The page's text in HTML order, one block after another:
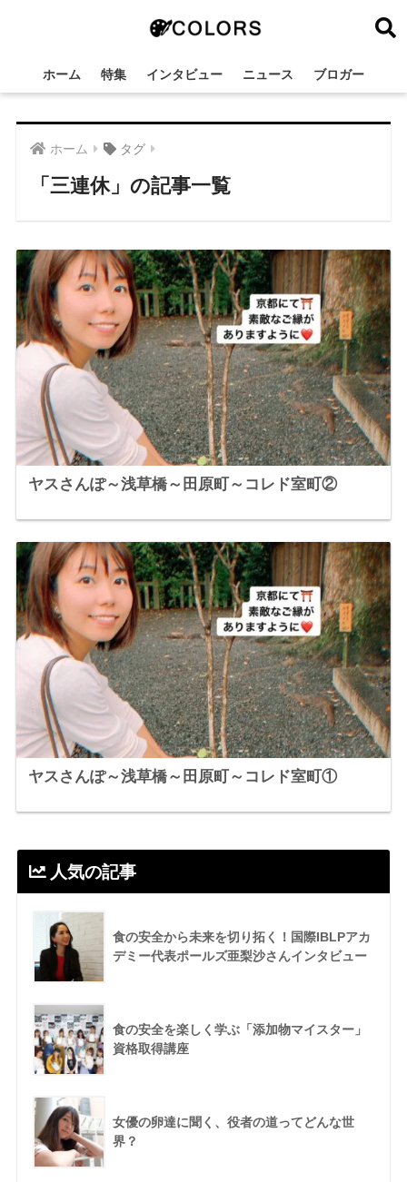
ホーム 特集 インタビュー ニュース ブロガー
ホーム タグ
「三連休」の記事一覧
ヤスさんぽ～浅草橋～田原町～コレド室町②
ヤスさんぽ～浅草橋～田原町～コレド室町①
人気の記事
食の安全から未来を切り拓く！国際IBLPアカ
デミー代表ポールズ亜梨沙さんインタビュー
食の安全を楽しく学ぶ「添加物マイスター」
資格取得講座
女優の卵達に聞く、役者の道ってどんな世
界？